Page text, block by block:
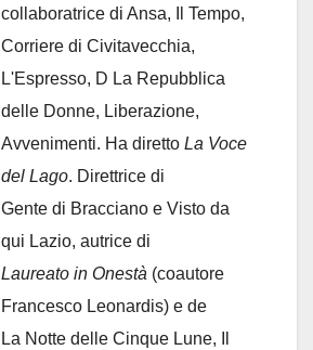
collaboratrice di Ansa, Il Tempo,
Corriere di Civitavecchia,
L'Espresso, D La Repubblica
delle Donne, Liberazione,
Avvenimenti. Ha diretto La Voce
del Lago. Direttrice di
Gente di Bracciano e Visto da
qui Lazio, autrice di
Laureato in Onestà (coautore
Francesco Leonardis) e de
La Notte delle Cinque Lune, Il